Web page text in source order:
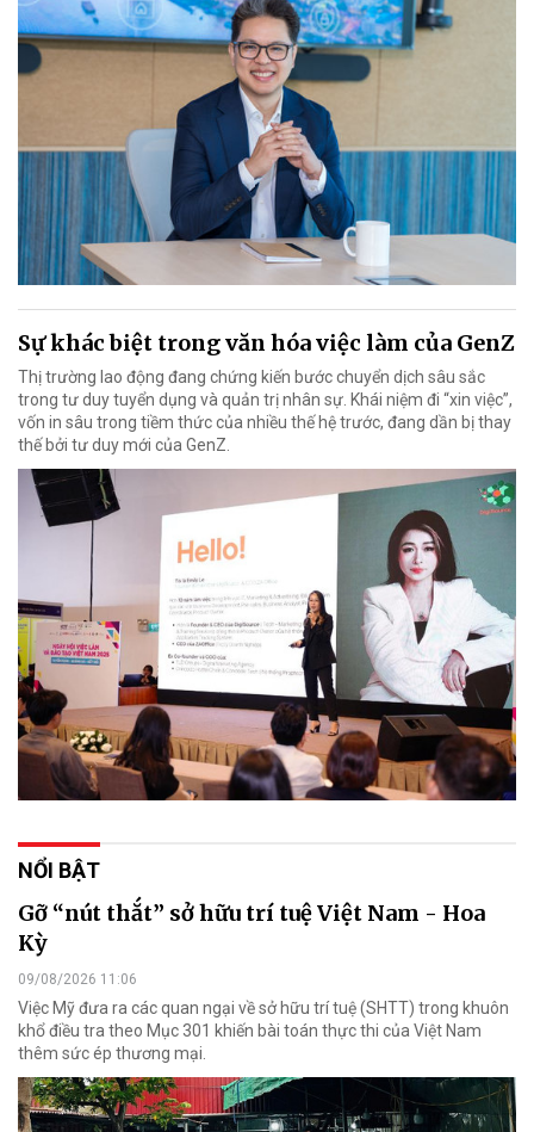
Sự khác biệt trong văn hóa việc làm của GenZ
Thị trường lao động đang chứng kiến bước chuyển dịch sâu sắc
trong tư duy tuyển dụng và quản trị nhân sự. Khái niệm đi “xin việc”,
vốn in sâu trong tiềm thức của nhiều thế hệ trước, đang dần bị thay
thế bởi tư duy mới của GenZ.
NỔI BẬT
Gỡ “nút thắt” sở hữu trí tuệ Việt Nam - Hoa
Kỳ
09/08/2026 11:06
Việc Mỹ đưa ra các quan ngại về sở hữu trí tuệ (SHTT) trong khuôn
khổ điều tra theo Mục 301 khiến bài toán thực thi của Việt Nam
thêm sức ép thương mại.